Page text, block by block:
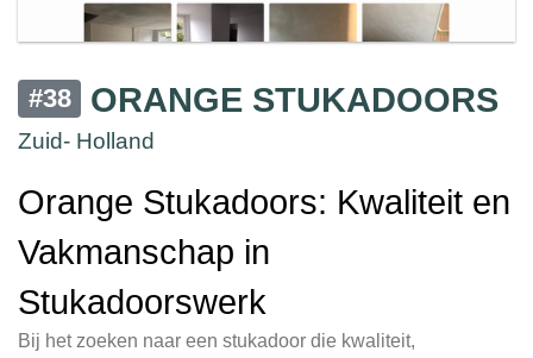
#38 ORANGE STUKADOORS
Zuid- Holland
Orange Stukadoors: Kwaliteit en
Vakmanschap in
Stukadoorswerk
Bij het zoeken naar een stukadoor die kwaliteit,